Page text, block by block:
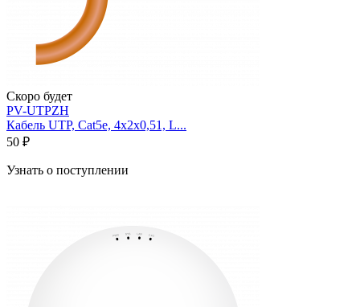
Скоро будет
PV-UTPZH
Кабель UTP, Cat5e, 4х2х0,51, L...
50 ₽
Узнать о поступлении